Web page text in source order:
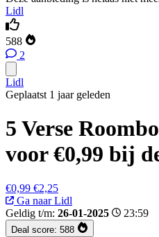
Lidl
588
2
Lidl
Geplaatst 1 jaar geleden
5 Verse
voor €0,99 bij
€0,99 €2,25
Ga naar Lidl
Geldig t/m: 26-01-2025 23:59
Deal score: 588